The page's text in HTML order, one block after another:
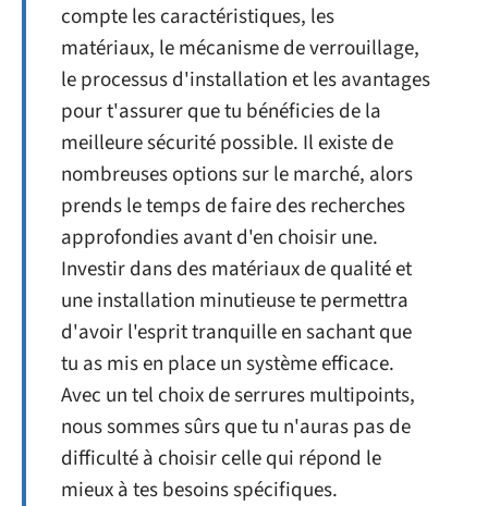
compte les caractéristiques, les
matériaux, le mécanisme de verrouillage,
le processus d'installation et les avantages
pour t'assurer que tu bénéficies de la
meilleure sécurité possible. Il existe de
nombreuses options sur le marché, alors
prends le temps de faire des recherches
approfondies avant d'en choisir une.
Investir dans des matériaux de qualité et
une installation minutieuse te permettra
d'avoir l'esprit tranquille en sachant que
tu as mis en place un système efficace.
Avec un tel choix de serrures multipoints,
nous sommes sûrs que tu n'auras pas de
difficulté à choisir celle qui répond le
mieux à tes besoins spécifiques.